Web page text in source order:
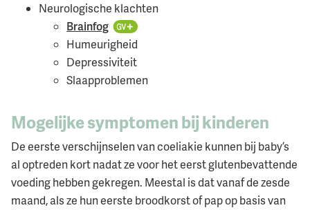
Neurologische klachten
Brainfog
Humeurigheid
Depressiviteit
Slaapproblemen
Mogelijke symptomen bij kinderen
De eerste verschijnselen van coeliakie kunnen bij baby’s
al optreden kort nadat ze voor het eerst glutenbevattende
voeding hebben gekregen. Meestal is dat vanaf de zesde
maand, als ze hun eerste broodkorst of pap op basis van